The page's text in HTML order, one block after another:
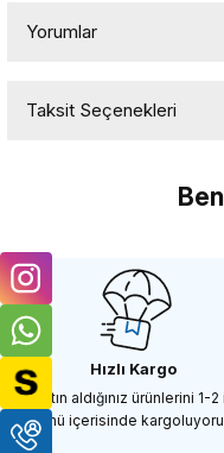
Yorumlar
Taksit Seçenekleri
COMİCA
CoMica CVM-D-SPX 3.5mm
471,90 TL
Hızlı Kargo
Satın aldığınız ürünlerini 1-2
günü içerisinde